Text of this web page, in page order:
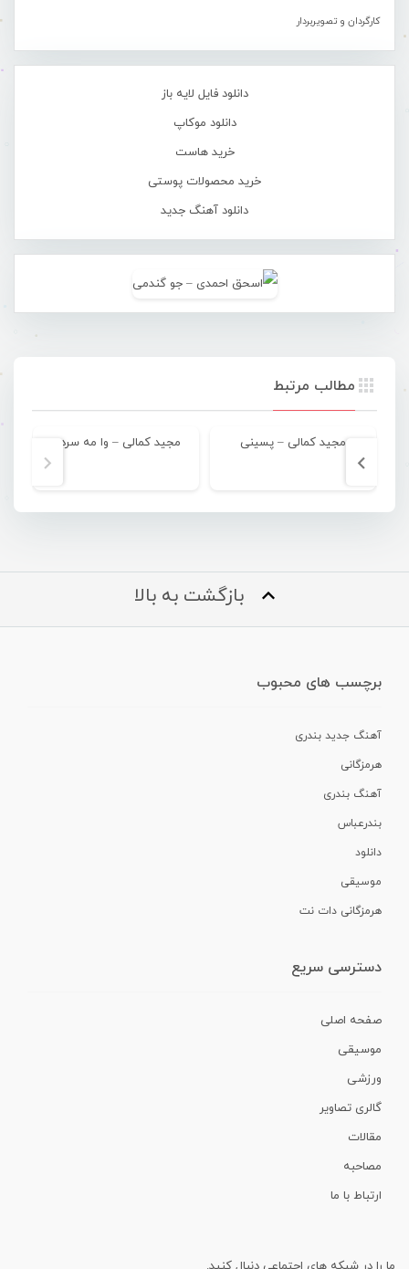
کارگردان و تصویربردار
دانلود فایل لایه باز
دانلود موکاپ
خرید هاست
خرید محصولات پوستی
دانلود آهنگ جدید
مطالب مرتبط
مجید کمالی – پسینی مجید کمالی – وا مه سردی
بازگشت به بالا
برچسب های محبوب
آهنگ جدید بندری
هرمزگانی
آهنگ بندری
بندرعباس
دانلود
موسیقی
هرمزگانی دات نت
دسترسی سریع
صفحه اصلی
موسیقی
ورزشی
گالری تصاویر
مقالات
مصاحبه
ارتباط با ما